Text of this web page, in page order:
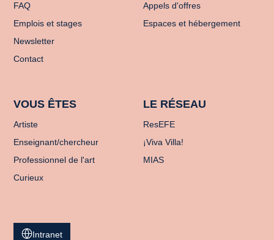
FAQ
Emplois et stages
Newsletter
Contact
Appels d'offres
Espaces et hébergement
VOUS ÊTES
Artiste
Enseignant/chercheur
Professionnel de l'art
Curieux
LE RÉSEAU
ResEFE
¡Viva Villa!
MIAS
Intranet